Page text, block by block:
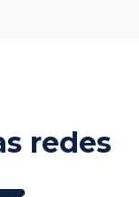
redes